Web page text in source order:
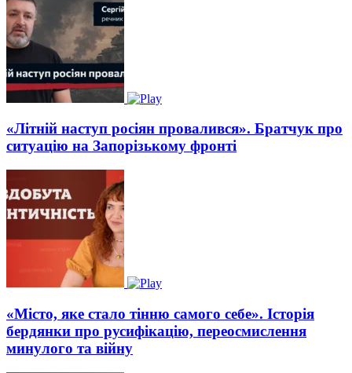
«Літній наступ росіян провалився». Братчук про
ситуацію на Запорізькому фронті
«Місто, яке стало тінню самого себе». Історія
бердянки про русифікацію, переосмислення
минулого та війну